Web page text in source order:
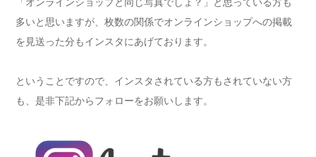
多いと思いますが、枚数の関係でオンラインショップへの掲載
を見送った分もインスタにあげております。
ということですので、インスタされている方もされていない方
も、是非下記からフォローをお願いします。